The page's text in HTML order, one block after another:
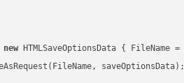
new HTMLSaveOptionsData { FileName =